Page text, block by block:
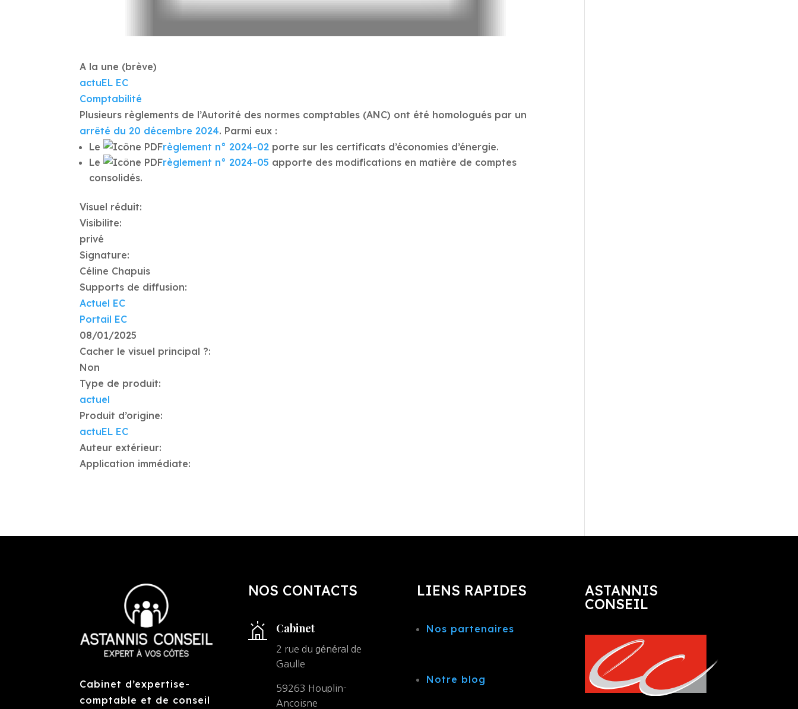
A la une (brève)
actuEL EC
Comptabilité
Plusieurs règlements de l’Autorité des normes comptables (ANC) ont été homologués par un
arrêté du 20 décembre 2024. Parmi eux :
Le
règlement n° 2024-02 porte sur les certificats d’économies d’énergie.
Le
règlement n° 2024-05 apporte des modifications en matière de comptes
consolidés.
Visuel réduit:
Visibilite:
privé
Signature:
Céline Chapuis
Supports de diffusion:
Actuel EC
Portail EC
08/01/2025
Cacher le visuel principal ?:
Non
Type de produit:
actuel
Produit d’origine:
actuEL EC
Auteur extérieur:
Application immédiate:
Cabinet d’expertise-
comptable et de conseil
NOS CONTACTS
Cabinet
2 rue du général de
Gaulle
59263 Houplin-
Ancoisne
LIENS RAPIDES
Nos partenaires
Notre blog
ASTANNIS
CONSEIL